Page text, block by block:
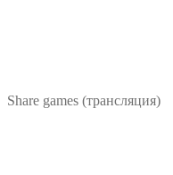
Share games (трансляция)